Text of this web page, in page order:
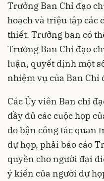
Trưởng Ban Chỉ đạo
hoạch và triệu tập các
thiết. Trưởng ban có
Trưởng Ban Chỉ đạo
luận, quyết định một
nhiệm vụ của Ban Chỉ
Các Ủy viên Ban chỉ
đầy đủ các cuộc họp
do bận công tác quan
dự họp, phải báo cáo
quyền cho người đại
ý kiến của người dự